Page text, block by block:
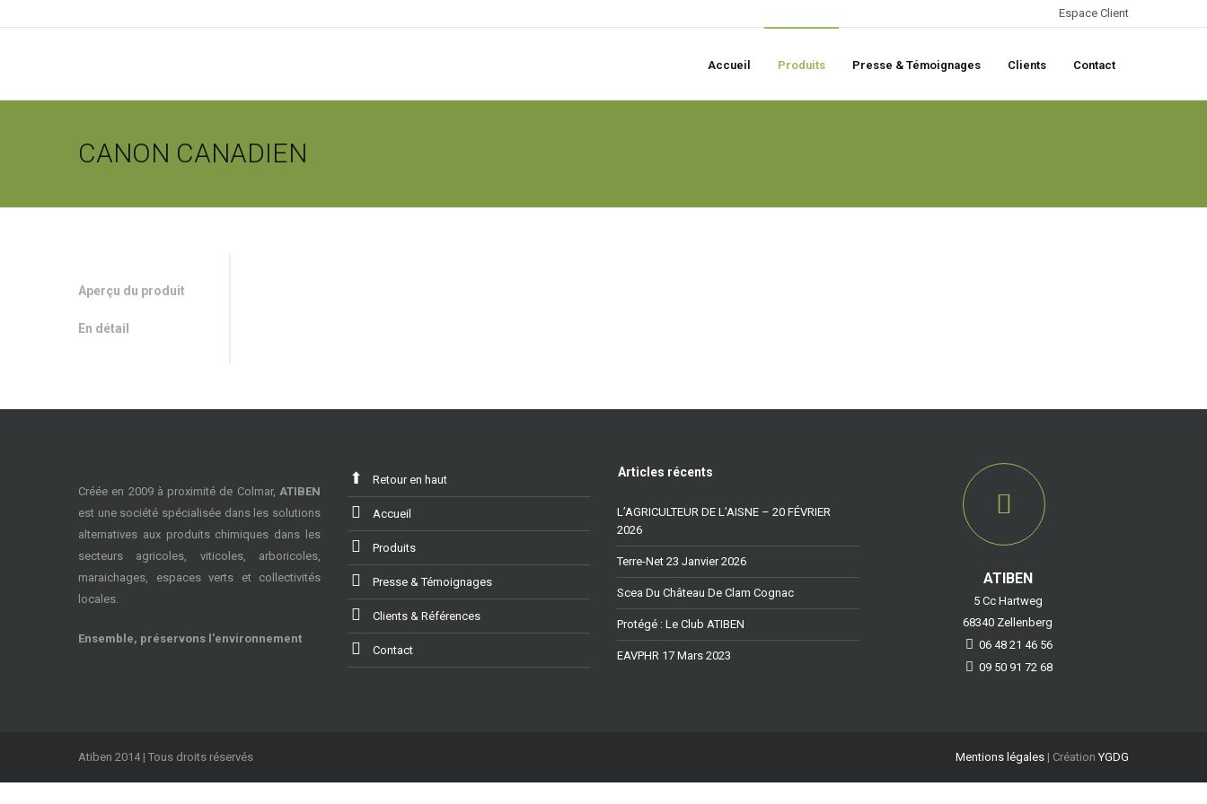
Espace Client
Accueil Produits Presse & Témoignages Clients Contact
CANON CANADIEN
Aperçu du produit
En détail
Créée en 2009 à proximité de Colmar, ATIBEN
est une société spécialisée dans les solutions
alternatives aux produits chimiques dans les
secteurs agricoles, viticoles, arboricoles,
maraichages, espaces verts et collectivités
locales.
Ensemble, préservons l'environnement
Retour en haut
Accueil
Produits
Presse & Témoignages
Clients & Références
Contact
Articles récents
L’AGRICULTEUR DE L’AISNE – 20 FÉVRIER
2026
Terre-Net 23 Janvier 2026
Scea Du Château De Clam Cognac
Protégé : Le Club ATIBEN
EAVPHR 17 Mars 2023
ATIBEN
5 Cc Hartweg
68340 Zellenberg
06 48 21 46 56
09 50 91 72 68
Atiben 2014 | Tous droits réservés Mentions légales | CréationYGDG